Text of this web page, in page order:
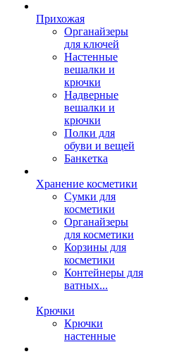
Прихожая
Органайзеры
для ключей
Настенные
вешалки и
крючки
Надверные
вешалки и
крючки
Полки для
обуви и вещей
Банкетка
Хранение косметики
Сумки для
косметики
Органайзеры
для косметики
Корзины для
косметики
Контейнеры для
ватных...
Крючки
Крючки
настенные